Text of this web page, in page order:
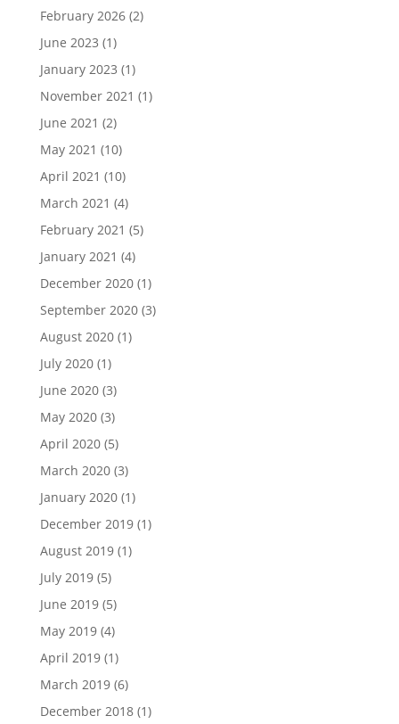
February 2026(2)
June 2023 (1)
January 2023 (1)
November 2021 (1)
June 2021 (2)
May 2021 (10)
April 2021 (10)
March 2021 (4)
February 2021 (5)
January 2021 (4)
December 2020(1)
September 2020(3)
August 2020(1)
July 2020(1)
June 2020(3)
May 2020(3)
April 2020(5)
March 2020(3)
January 2020(1)
December 2019(1)
August 2019(1)
July 2019(5)
June 2019(5)
May 2019(4)
April 2019(1)
March 2019(6)
December 2018(1)